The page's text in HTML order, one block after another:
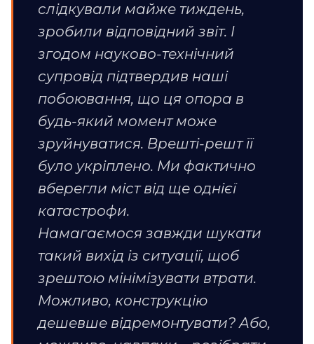
слідкували майже тиждень,
зробили відповідний звіт. І
згодом науково-технічний
супровід підтвердив наші
побоювання, що ця опора в
будь-який момент може
зруйнуватися. Врешті-решт її
було укріплено. Ми фактично
вберегли міст від ще однієї
катастрофи.
Намагаємося завжди шукати
такий вихід із ситуації, щоб
зрештою мінімізувати втрати.
Можливо, конструкцію
дешевше відремонтувати? Або,